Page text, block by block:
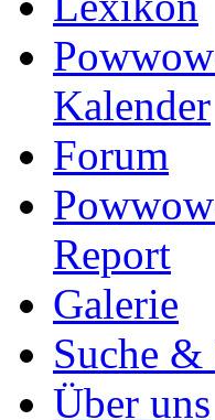
Kalender
Forum
Report
Galerie
Suche &
Über uns